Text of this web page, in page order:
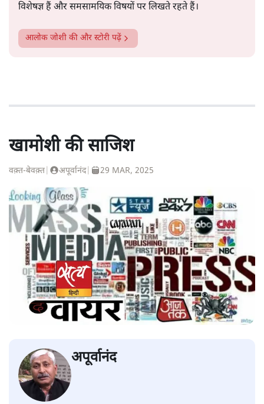
विशेषज्ञ हैं और समसामयिक विषयों पर लिखते रहते हैं।
आलोक जोशी की और स्टोरी पढ़ें
खामोशी की साजिश
वक़्त-बेवक़्त अपूर्वानंद| 29 MAR, 2025
अपूर्वानंद